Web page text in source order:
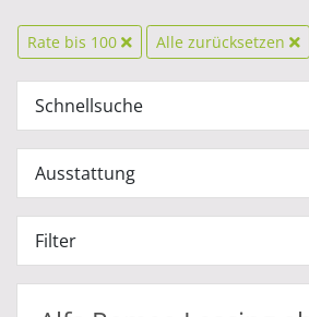
Rate bis 100 Alle zurücksetzen
Schnellsuche
Ausstattung
Filter